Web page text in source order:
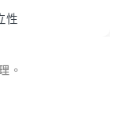
性
。